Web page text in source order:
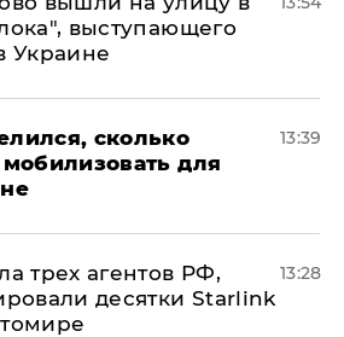
выступающего
Украине
сколько
для
13:39
трех агентов РФ,
десятки Starlink
13:28